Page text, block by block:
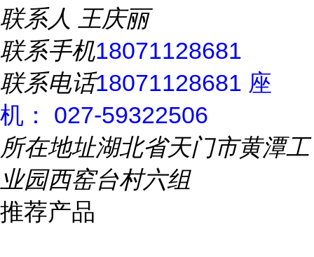
联系人 王庆丽
联系手机18071128681
联系电话18071128681 座
机： 027-59322506
所在地址湖北省天门市黄潭工
业园西窑台村六组
推荐产品